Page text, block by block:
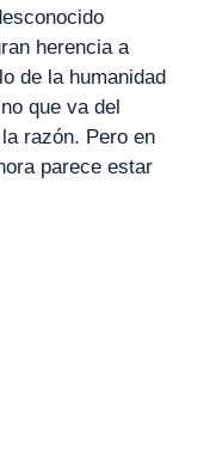
herencia a
de la humanidad
que va del
razón. Pero en
parece estar